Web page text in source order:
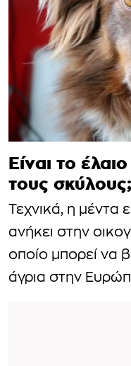
Είναι το
τους σκύλους;
Τεχνικά, η μέντα
ανήκει στην
οποίο μπορεί να
άγρια στην